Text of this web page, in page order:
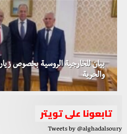
بيان للخارجية الروسية بخصوص
والحرية
تابعونا على تويتر
Tweets by @alghadalsoury